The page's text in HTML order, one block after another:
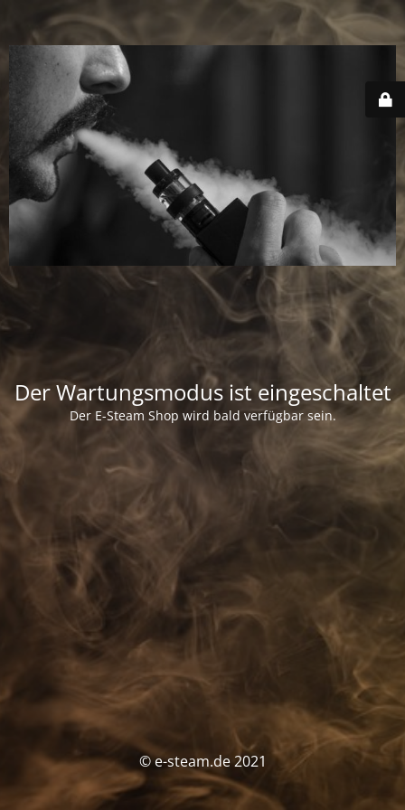
Der Wartungsmodus ist eingeschaltet
Der E-Steam Shop wird bald verfügbar sein.
© e-steam.de 2021